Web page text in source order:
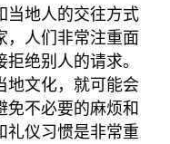
当地人的交往方式
，人们非常注重面
绝别人的请求。
地文化，就可能会
免不必要的麻烦和
礼仪习惯是非常重